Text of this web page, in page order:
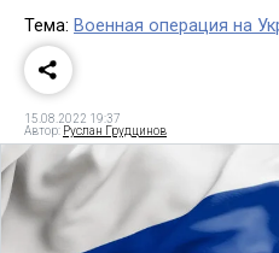
Тема: Военная операция на
15.08.2022 19:37
Автор: Руслан Грудцинов